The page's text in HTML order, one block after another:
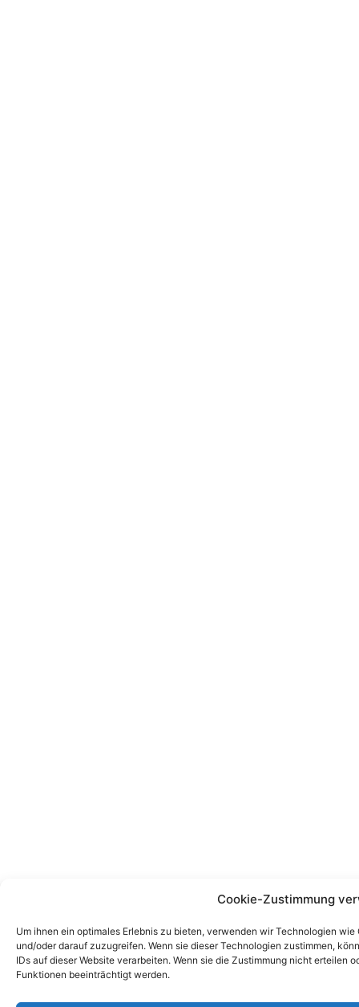
Cookie-Zustimmung
Um ihnen ein optimales Erlebnis zu bieten, verwenden wir Technologien
und/oder darauf zuzugreifen. Wenn sie dieser Technologien zustimmen,
IDs auf dieser Website verarbeiten. Wenn sie die Zustimmung nicht erteilen
Funktionen beeinträchtigt werden.